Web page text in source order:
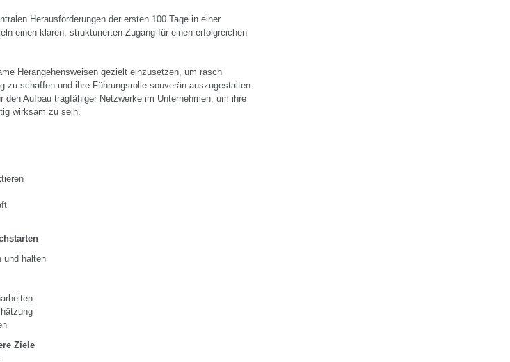
Herausforderungen der ersten 100 Tage in einer
einen klaren, strukturierten Zugang für einen erfolgreichen
Herangehensweisen gezielt einzusetzen, um rasch
zu schaffen und ihre Führungsrolle souverän auszugestalten.
den Aufbau tragfähiger Netzwerke im Unternehmen, um ihre
wirksam zu sein.
und halten
Ziele